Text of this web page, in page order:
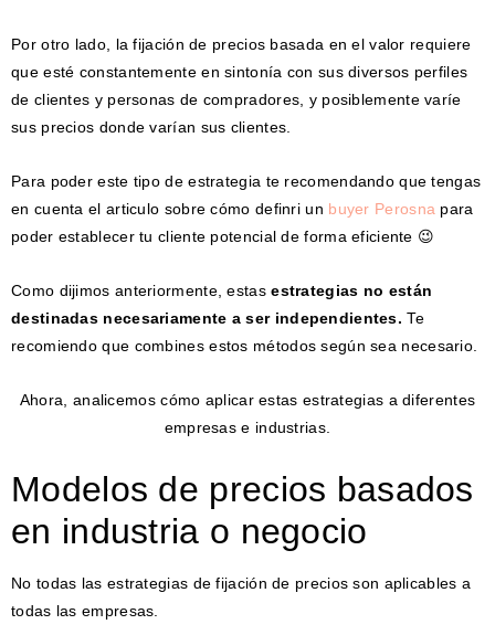
Por otro lado, la fijación de precios basada en el valor requiere
que esté constantemente en sintonía con sus diversos perfiles
de clientes y personas de compradores, y posiblemente varíe
sus precios donde varían sus clientes.
Para poder este tipo de estrategia te recomendando que tengas
en cuenta el articulo sobre cómo definri un buyer Perosna para
poder establecer tu cliente potencial de forma eficiente 😉
Como dijimos anteriormente, estasestrategias no están
destinadas necesariamente a ser independientes.Te
recomiendo que combines estos métodos según sea necesario.
Ahora, analicemos cómo aplicar estas estrategias a diferentes
empresas e industrias.
Modelos de precios basados
​​en industria o negocio
No todas las estrategias de fijación de precios son aplicables a
todas las empresas.